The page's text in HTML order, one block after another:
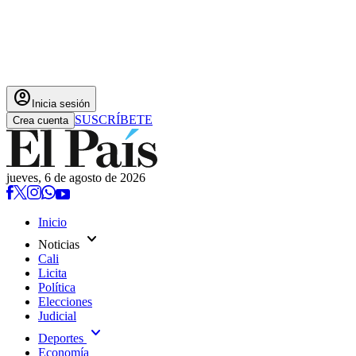
account_circle Inicia sesión
Crea cuenta SUSCRÍBETE
jueves, 6 de agosto de 2026
Inicio
Noticias expand_more
Cali
Licita
Política
Elecciones
Judicial
Deportes expand_more
Economía